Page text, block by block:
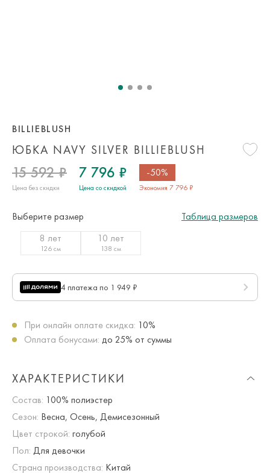
ЮБКА NAVY SILVER BILLIEBLUSH
BILLIEBLUSH
15 592 ₽
Цена без скидки
7 796 ₽
Цена со скидкой
-50%
Экономия 7 796 ₽
Выберите размер
Таблица размеров
8 лет
126 см
10 лет
138 см
4 платежа по 1 949 ₽
При онлайн оплате скидка: 10%
Оплата бонусами: до 25% от суммы
ХАРАКТЕРИСТИКИ
Состав: 100% полиэстер
Сезон: Весна, Осень, Демисезонный
Цвет строкой: голубой
Пол: Для девочки
Страна производства: Китай